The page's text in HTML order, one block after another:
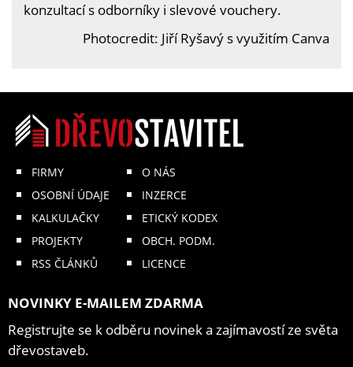
konzultací s odborníky i slevové vouchery.
Photocredit: Jiří Ryšavý s využitím Canva
FIRMY
OSOBNÍ ÚDAJE
KALKULAČKY
PROJEKTY
RSS ČLÁNKŮ
O NÁS
INZERCE
ETICKÝ KODEX
OBCH. PODM.
LICENCE
NOVINKY E-MAILEM ZDARMA
Registrujte se k odběru novinek a zajímavostí ze světa
dřevostaveb.